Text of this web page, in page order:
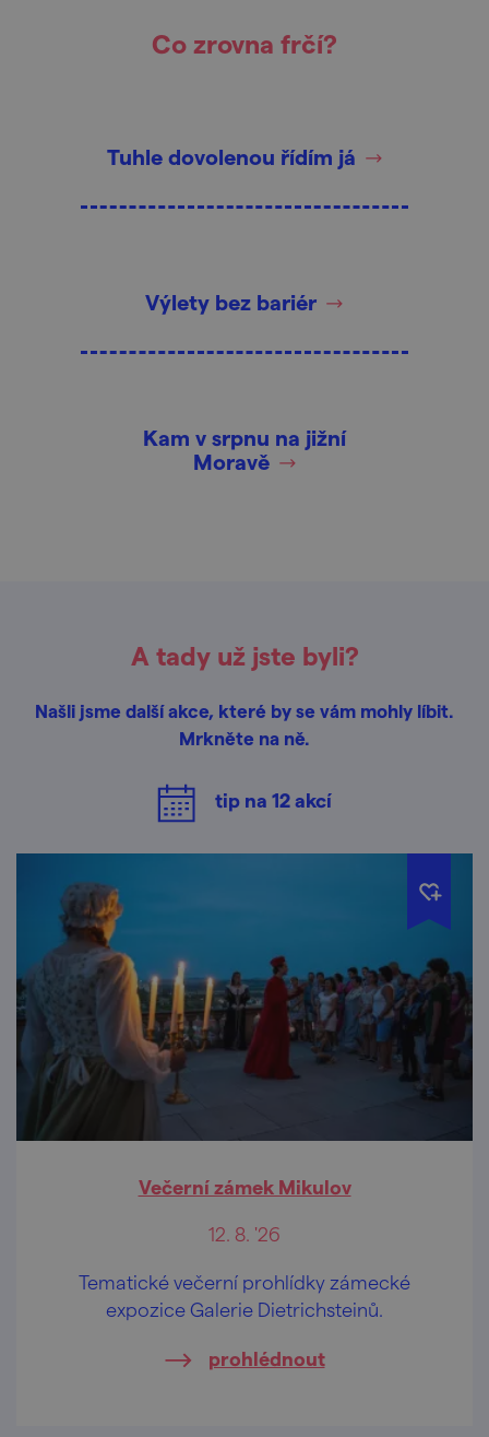
Co zrovna frčí?
Tuhle dovolenou řídím já
Výlety bez bariér
Kam v srpnu na jižní
Moravě
A tady už jste byli?
Našli jsme další akce, které by se vám mohly líbit.
Mrkněte na ně.
tip na 12akcí
Večerní zámek Mikulov
12. 8. '26
Tematické večerní prohlídky zámecké
expozice Galerie Dietrichsteinů.
prohlédnout